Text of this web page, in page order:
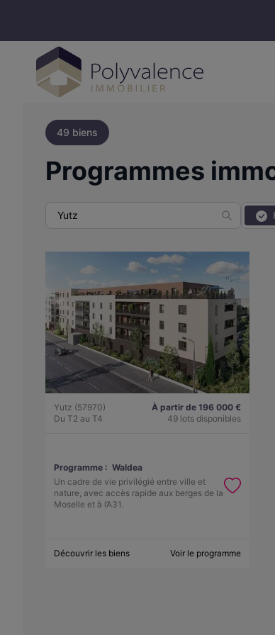
49 biens
Programmes
Yutz (57970)
Du T2 au T4
À partir de 196 000 €
49 lots disponibles
Programme : Waldea
Un cadre de vie privilégié entre ville et
nature, avec accès rapide aux berges de la
Moselle et à l’A31.
Découvrir les biens Voir le programme